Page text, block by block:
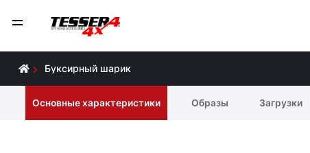
Буксирный шарик
Основные характеристики Образы Загрузки